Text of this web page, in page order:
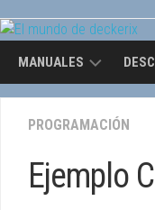
to
content
MANUALES
PROGRAMACIÓN
Ejemplo